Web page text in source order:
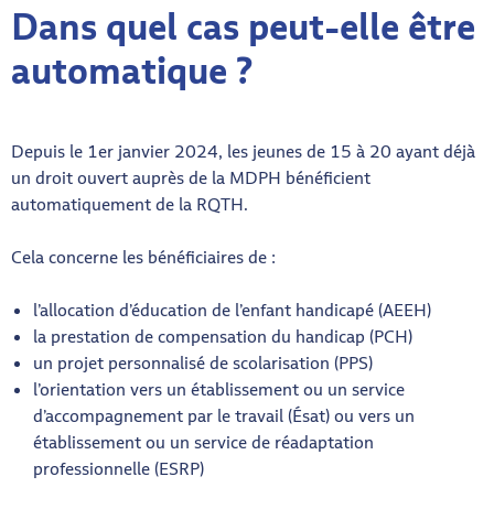
Dans quel cas peut-elle être
automatique ?
Depuis le 1er janvier 2024, les jeunes de 15 à 20 ayant déjà
un droit ouvert auprès de la MDPH bénéficient
automatiquement de la RQTH.
Cela concerne les bénéficiaires de :
l’allocation d’éducation de l’enfant handicapé (AEEH)
la prestation de compensation du handicap (PCH)
un projet personnalisé de scolarisation (PPS)
l’orientation vers un établissement ou un service
d’accompagnement par le travail (Ésat) ou vers un
établissement ou un service de réadaptation
professionnelle (ESRP)